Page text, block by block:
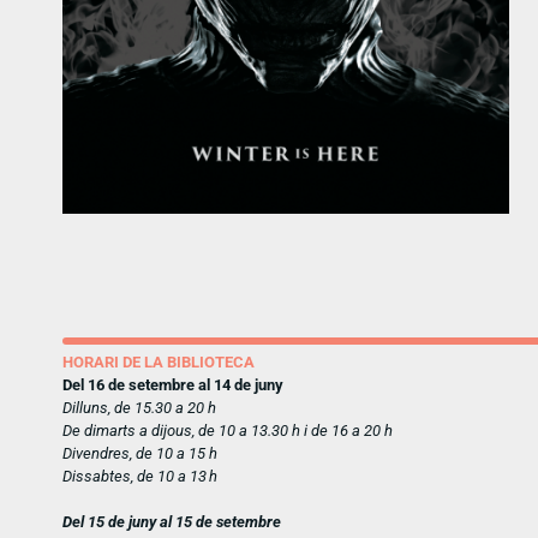
HORARI DE LA BIBLIOTECA
Del 16 de setembre al 14 de juny
Dilluns, de 15.30 a 20 h
De dimarts a dijous, de 10 a 13.30 h i de 16 a 20 h
Divendres, de 10 a 15 h
Dissabtes, de 10 a 13 h
Del 15 de juny al 15 de setembre